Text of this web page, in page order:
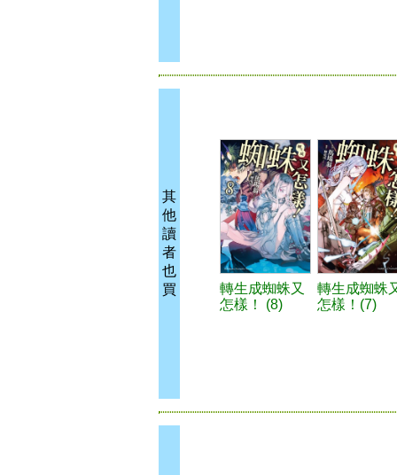
其
他
讀
者
也
買
轉生成蜘蛛又
怎樣！ (8)
轉生成蜘蛛
怎樣！(7)